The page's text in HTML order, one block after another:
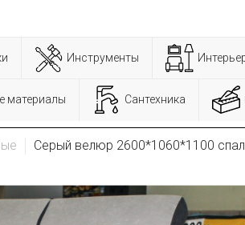
Инструменты
материалы Сантехника
Серый велюр 2600*1060*1100